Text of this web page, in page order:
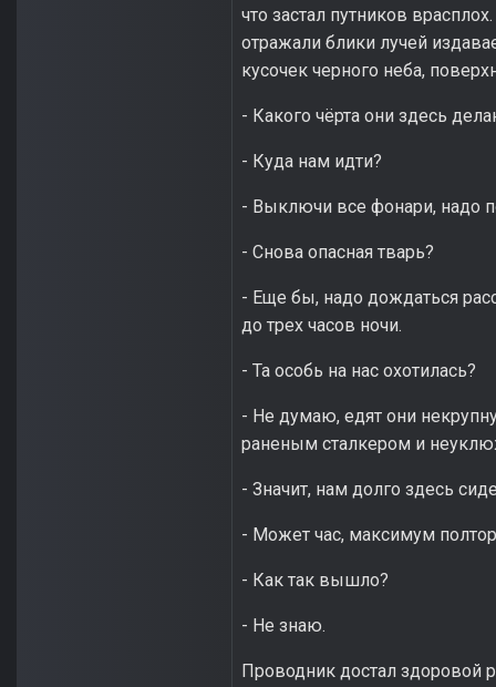
что застал путников
отражали блики лучей
кусочек черного неба,
- Какого чёрта они здесь
- Куда нам идти?
- Выключи все фонари, надо
- Снова опасная тварь?
- Еще бы, надо дождаться
до трех часов ночи.
- Та особь на нас охотилась?
- Не думаю, едят они
раненым сталкером и
- Значит, нам долго здесь
- Может час, максимум
- Как так вышло?
- Не знаю.
Проводник достал здоровой